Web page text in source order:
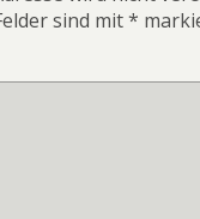
sind mit*